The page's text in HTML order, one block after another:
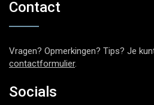
Contact
Vragen? Opmerkingen? Tips? Je
contactformulier.
Socials